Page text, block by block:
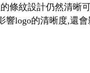
紋設計仍然清晰
logo的清晰度,還